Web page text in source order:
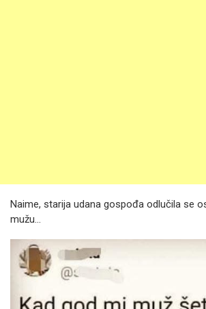
Naime, starija udana gospođa odlučila se
mužu...